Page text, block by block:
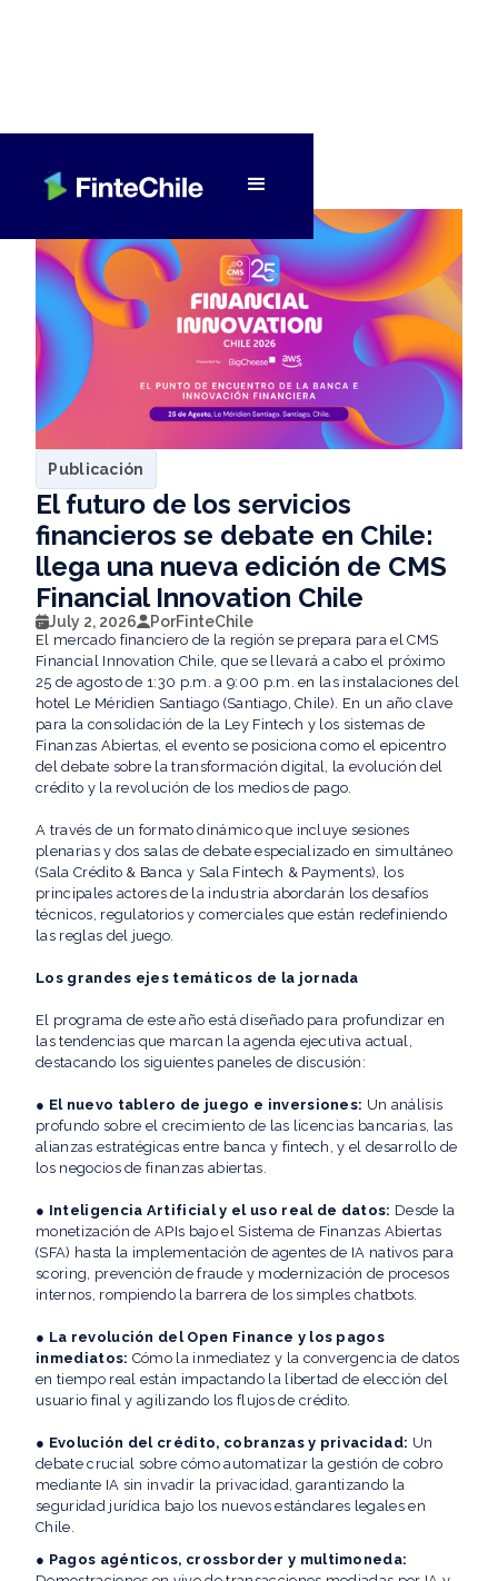
Publicación
El futuro de los servicios
financieros se debate en Chile:
llega una nueva edición de CMS
Financial Innovation Chile
July 2, 2026 PorFinteChile
El mercado financiero de la región se prepara para el CMS
Financial Innovation Chile, que se llevará a cabo el próximo
25 de agosto de 1:30 p.m. a 9:00 p.m. en las instalaciones del
hotel Le Méridien Santiago (Santiago, Chile). En un año clave
para la consolidación de la Ley Fintech y los sistemas de
Finanzas Abiertas, el evento se posiciona como el epicentro
del debate sobre la transformación digital, la evolución del
crédito y la revolución de los medios de pago.
A través de un formato dinámico que incluye sesiones
plenarias y dos salas de debate especializado en simultáneo
(Sala Crédito & Banca y Sala Fintech & Payments), los
principales actores de la industria abordarán los desafíos
técnicos, regulatorios y comerciales que están redefiniendo
las reglas del juego.
Los grandes ejes temáticos de la jornada
El programa de este año está diseñado para profundizar en
las tendencias que marcan la agenda ejecutiva actual,
destacando los siguientes paneles de discusión:
● El nuevo tablero de juego e inversiones: Un análisis
profundo sobre el crecimiento de las licencias bancarias, las
alianzas estratégicas entre banca y fintech, y el desarrollo de
los negocios de finanzas abiertas.
● Inteligencia Artificial y el uso real de datos: Desde la
monetización de APIs bajo el Sistema de Finanzas Abiertas
(SFA) hasta la implementación de agentes de IA nativos para
scoring, prevención de fraude y modernización de procesos
internos, rompiendo la barrera de los simples chatbots.
● La revolución del Open Finance y los pagos
inmediatos: Cómo la inmediatez y la convergencia de datos
en tiempo real están impactando la libertad de elección del
usuario final y agilizando los flujos de crédito.
● Evolución del crédito, cobranzas y privacidad: Un
debate crucial sobre cómo automatizar la gestión de cobro
mediante IA sin invadir la privacidad, garantizando la
seguridad jurídica bajo los nuevos estándares legales en
Chile.
● Pagos agénticos, crossborder y multimoneda: